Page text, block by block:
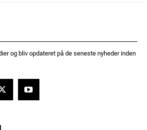
og bliv opdateret på de seneste nyheder inden